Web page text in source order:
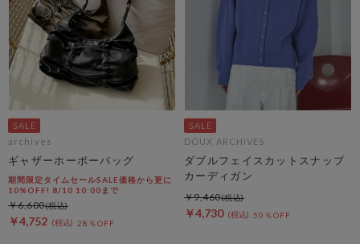
archives
ギャザーホーボーバッグ
期間限定タイムセールSALE価格から更に
10%OFF! 8/10 10:00まで
￥4,752 28％OFF
￥6,600
DOUX ARCHIVES
ダブルフェイスカットスナップ
カーディガン
￥4,730 50％OFF
￥9,460